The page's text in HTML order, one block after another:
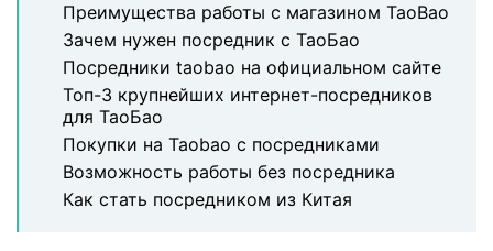
Преимущества работы с магазином TaoBao
Зачем нужен посредник с ТаоБао
Посредники taobao на официальном сайте
Топ-3 крупнейших интернет-посредников
для ТаоБао
Покупки на Taobao с посредниками
Возможность работы без посредника
Как стать посредником из Китая